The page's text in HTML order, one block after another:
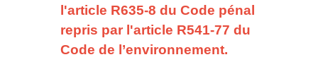
l'article R635-8 du Code pénal
repris par l'article R541-77 du
Code de l’environnement.